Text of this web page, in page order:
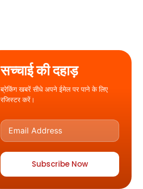
सच्चाई की दहाड़
ब्रेकिंग खबरें सीधे अपने ईमेल पर पाने के लिए
रजिस्टर करें।
Subscribe Now